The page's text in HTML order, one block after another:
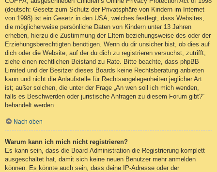
(deutsch: Gesetz zum Schutz der Privatsphäre von Kindern im Internet
von 1998) ist ein Gesetz in den USA, welches festlegt, dass Websites,
die möglicherweise persönliche Daten von Kindern unter 13 Jahren
erheben, hierzu die Zustimmung der Eltern beziehungsweise des oder der
Erziehungsberechtigten benötigen. Wenn du dir unsicher bist, ob dies auf
dich oder die Website, auf der du dich zu registrieren versuchst, zutrifft,
ziehe einen rechtlichen Beistand zu Rate. Bitte beachte, dass phpBB
Limited und der Besitzer dieses Boards keine Rechtsberatung anbieten
kann und nicht die Anlaufstelle für Rechtsangelegenheiten jeglicher Art
ist; außer solchen, die unter der Frage „An wen soll ich mich wenden,
falls es Beschwerden oder juristische Anfragen zu diesem Forum gibt?“
behandelt werden.
Nach oben
Warum kann ich mich nicht registrieren?
Es kann sein, dass die Board-Administration die Registrierung komplett
ausgeschaltet hat, damit sich keine neuen Benutzer mehr anmelden
können. Es könnte auch sein, dass deine IP-Adresse oder der